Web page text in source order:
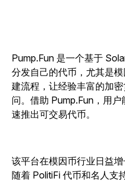
Pump.Fun 是一个基于
分发自己的代币，尤其是
建流程，让经验丰富的加
问。借助 Pump.Fun，用
速推出可交易代币。
该平台在模因币行业日益
随着 PolitiFi 代币和名人支